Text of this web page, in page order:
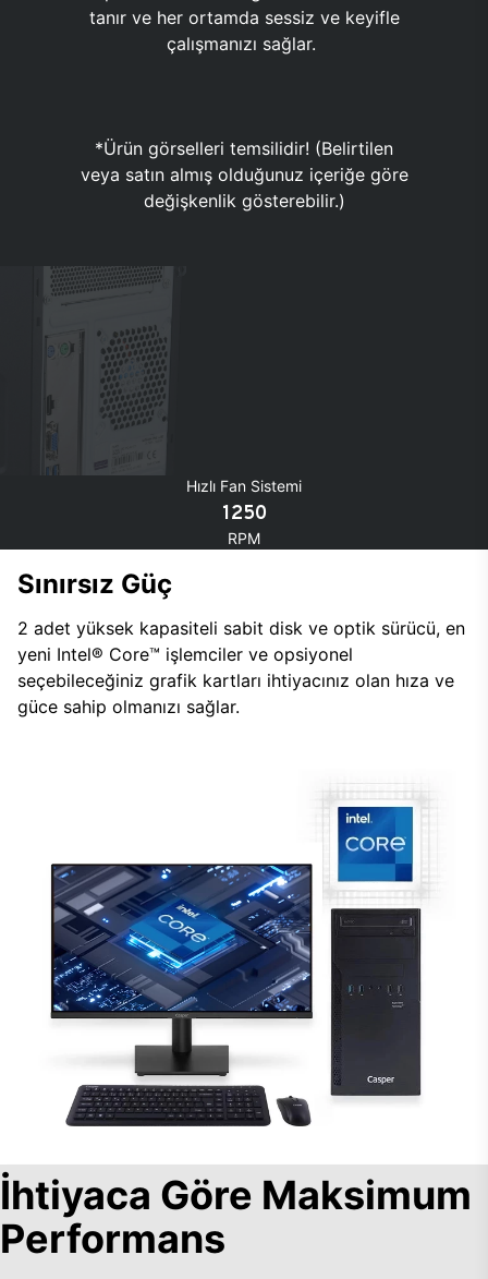
tanır ve her ortamda sessiz ve keyifle
çalışmanızı sağlar.
*Ürün görselleri temsilidir! (Belirtilen
veya satın almış olduğunuz içeriğe göre
değişkenlik gösterebilir.)
Hızlı Fan Sistemi
1250
RPM
Sınırsız Güç
2 adet yüksek kapasiteli sabit disk ve optik sürücü, en
yeni Intel® Core™ işlemciler ve opsiyonel
seçebileceğiniz grafik kartları ihtiyacınız olan hıza ve
güce sahip olmanızı sağlar.
İhtiyaca Göre Maksimum
Performans